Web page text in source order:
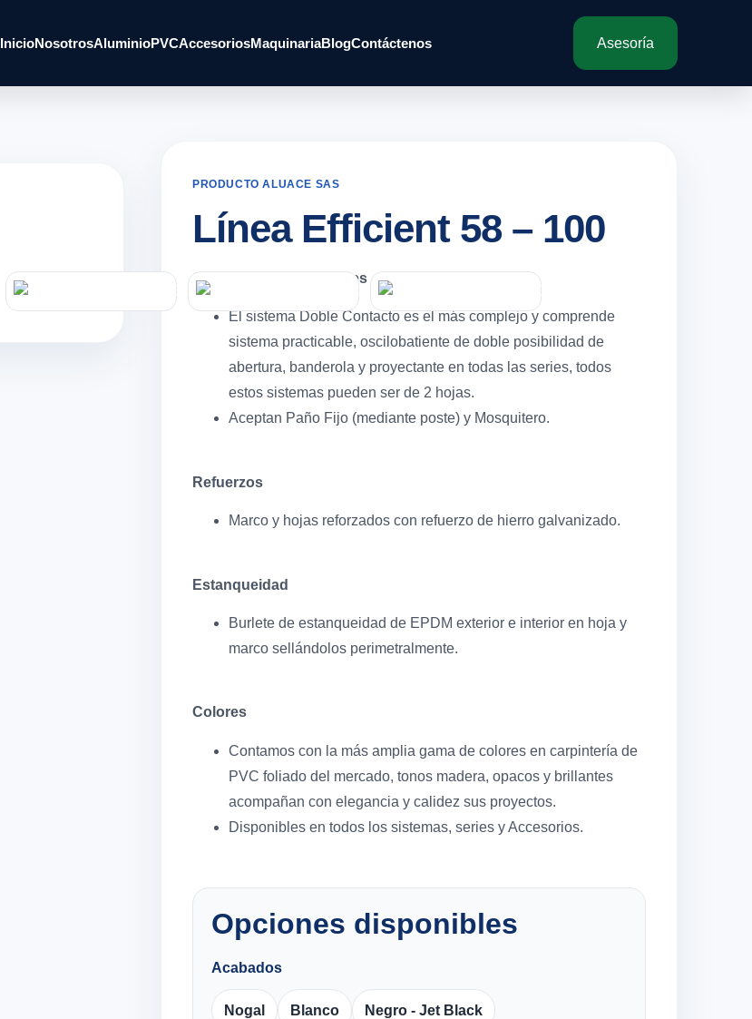
InicioNosotrosAluminioPVCAccesoriosMaquinariaBlogContáctenos Asesoría
PRODUCTO ALUACE SAS
Línea Efficient 58 – 100
Características generales
El sistema Doble Contacto es el más complejo y comprende
sistema practicable, oscilobatiente de doble posibilidad de
abertura, banderola y proyectante en todas las series, todos
estos sistemas pueden ser de 2 hojas.
Aceptan Paño Fijo (mediante poste) y Mosquitero.
Refuerzos
Marco y hojas reforzados con refuerzo de hierro galvanizado.
Estanqueidad
Burlete de estanqueidad de EPDM exterior e interior en hoja y
marco sellándolos perimetralmente.
Colores
Contamos con la más amplia gama de colores en carpintería de
PVC foliado del mercado, tonos madera, opacos y brillantes
acompañan con elegancia y calidez sus proyectos.
Disponibles en todos los sistemas, series y Accesorios.
Opciones disponibles
Acabados
Nogal Blanco Negro - Jet Black